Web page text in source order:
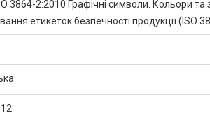
3864-2:2010 Графічні символи. Кольори
етикеток безпечності продукції (ISO